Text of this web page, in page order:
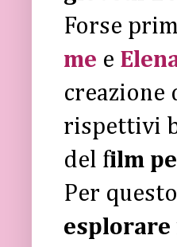
Forse
me e
creazione
rispettivi
del film
Per
esplorare